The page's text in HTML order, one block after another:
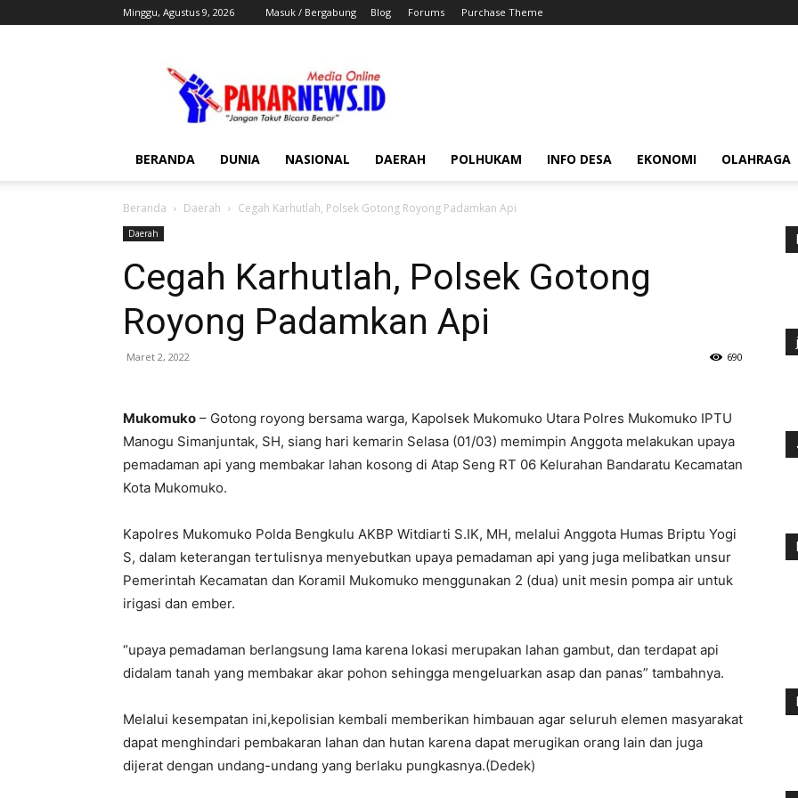
Minggu, Agustus 9, 2026 Masuk / Bergabung Blog Forums Purchase Theme
BERANDA DUNIA NASIONAL DAERAH POLHUKAM INFO DESA EKONOMI OLAHRAGA
Beranda Daerah Cegah Karhutlah, Polsek Gotong Royong Padamkan Api
Daerah
Cegah Karhutlah, Polsek Gotong
Royong Padamkan Api
Maret 2, 2022 690
Mukomuko – Gotong royong bersama warga, Kapolsek Mukomuko Utara Polres Mukomuko IPTU
Manogu Simanjuntak, SH, siang hari kemarin Selasa (01/03) memimpin Anggota melakukan upaya
pemadaman api yang membakar lahan kosong di Atap Seng RT 06 Kelurahan Bandaratu Kecamatan
Kota Mukomuko.
Kapolres Mukomuko Polda Bengkulu AKBP Witdiarti S.IK, MH, melalui Anggota Humas Briptu Yogi
S, dalam keterangan tertulisnya menyebutkan upaya pemadaman api yang juga melibatkan unsur
Pemerintah Kecamatan dan Koramil Mukomuko menggunakan 2 (dua) unit mesin pompa air untuk
irigasi dan ember.
“upaya pemadaman berlangsung lama karena lokasi merupakan lahan gambut, dan terdapat api
didalam tanah yang membakar akar pohon sehingga mengeluarkan asap dan panas” tambahnya.
Melalui kesempatan ini,kepolisian kembali memberikan himbauan agar seluruh elemen masyarakat
dapat menghindari pembakaran lahan dan hutan karena dapat merugikan orang lain dan juga
dijerat dengan undang-undang yang berlaku pungkasnya.(Dedek)